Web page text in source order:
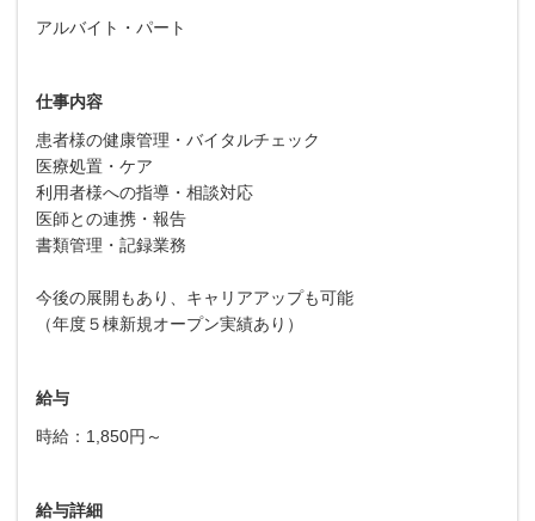
アルバイト・パート
仕事内容
患者様の健康管理・バイタルチェック
医療処置・ケア
利用者様への指導・相談対応
医師との連携・報告
書類管理・記録業務
今後の展開もあり、キャリアアップも可能
（年度５棟新規オープン実績あり）
給与
時給：1,850円～
給与詳細